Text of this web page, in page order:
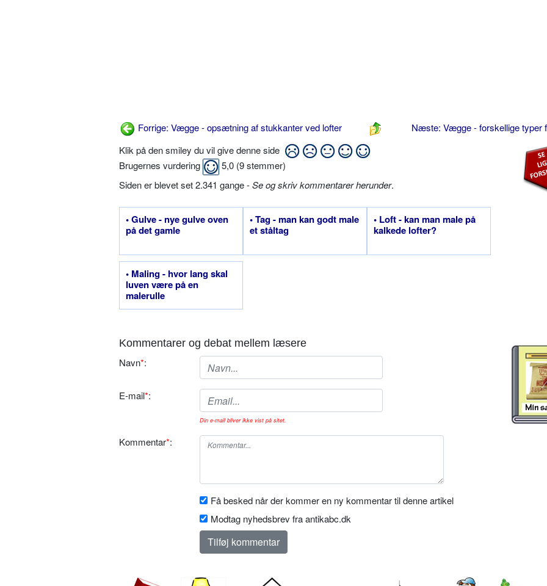
Forrige: Vægge - opsætning af stukkanter ved lofter
Næste: Vægge - forskellige typer
Klik på den smiley du vil give denne side
Brugernes vurdering
5,0 (9stemmer)
Siden er blevet set 2.341 gange -Se og skriv kommentarer herunder.
• Gulve - nye gulve oven
på det gamle
• Tag - man kan godt male
et ståltag
• Loft - kan man male på
kalkede lofter?
• Maling - hvor lang skal
luven være på en
malerulle
Kommentarer og debat mellem læsere
Navn*:
E-mail*:
Din e-mail bliver ikke vist på sitet.
Kommentar*:
Få besked når der kommer en ny kommentar til denne artikel
Modtag nyhedsbrev fra antikabc.dk